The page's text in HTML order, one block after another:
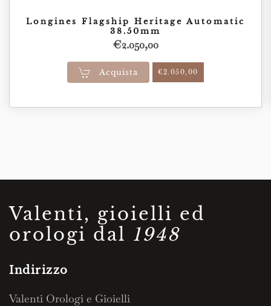
Longines Flagship Heritage Automatic
38.50mm
€2.050,00
Acquista €2.050,00
Valenti, gioielli ed
orologi dal 1948
Indirizzo
Valenti Orologi e Gioielli